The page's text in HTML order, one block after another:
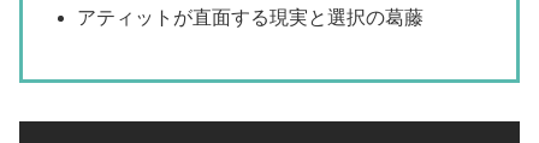
アティットが直面する現実と選択の葛藤